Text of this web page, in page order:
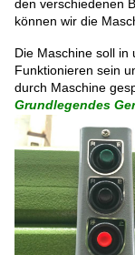
den verschiedenen
können wir die
Die Maschine soll in
Funktionieren sein
durch Maschine
Grundlegendes